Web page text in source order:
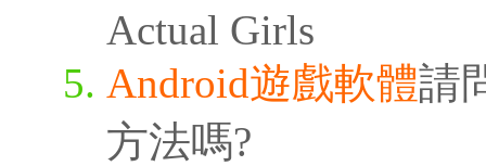
Actual Girls
Android遊戲軟體請
方法嗎?